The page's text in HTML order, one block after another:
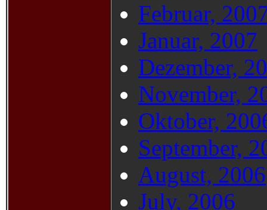
Februar,
Januar, 2007
Dezember,
November,
Oktober,
September,
August, 2006
July, 2006